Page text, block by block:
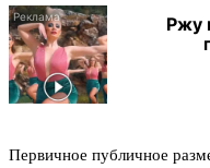
Ржу
Первичное публичное